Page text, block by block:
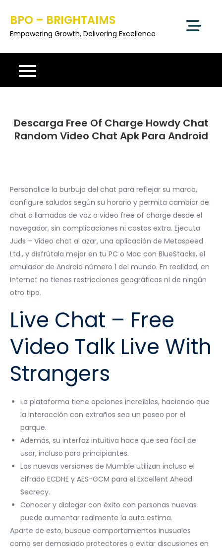
content
BPO – BRIGHTAIMS
Empowering Growth, Delivering Excellence
Descarga Free Of Charge Howdy Chat
Random Video Chat Apk Para Android
Personalice la burbuja del chat para reflejar su marca,
configure saludos según su horario y permita cambiar de
chat a llamadas de voz o video free of charge desde el
navegador, sin complicaciones ni costos extra. Ejecuta
Juds – Video chat al azar, una aplicación de Metaspeed
Ltd., y disfrútala mejor en tu PC o Mac con BlueStacks, el
emulador de Android número 1 del mundo. En realidad, en
Internet no tienes restricciones geográficas ni de ningún
otro tipo.
Live Chat – Free
Video Talk Live With
Strangers
La plataforma tiene opciones increíbles, haciendo que
la interacción con extraños sea un paseo por el
parque.
Además, su interfaz intuitiva hace que sea fácil de
usar, incluso para principiantes.
Las nuevas versiones de Mumble utilizan incluso el
cifrado ECDHE y AES-GCM para el Excellent Ahead
Secrecy.
Conocer y dialogar con éxito con personas nuevas
puede aumentar realmente la auto estima.
Aparte de esto, busque comportamientos inusuales
como ser demasiado protectores o evitar discusiones en